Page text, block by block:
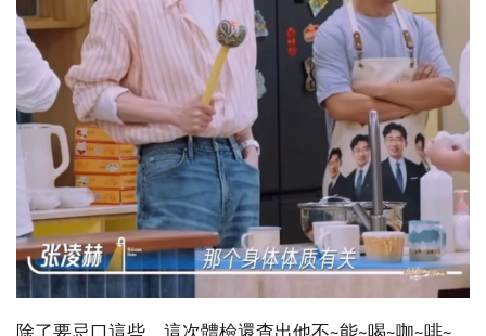
除了要忌口這些，這次體檢還查出他不~能~喝~咖~啡~